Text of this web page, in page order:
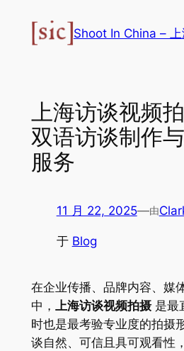
Shoot In China – 上
上海访谈视频
双语访谈制作
服务
11 月 22, 2025—由
于 Blog
在企业传播、品牌内容、媒
中， 上海访谈视频拍摄是最
时也是最考验专业度的拍摄
谈自然、可信且具可观看性